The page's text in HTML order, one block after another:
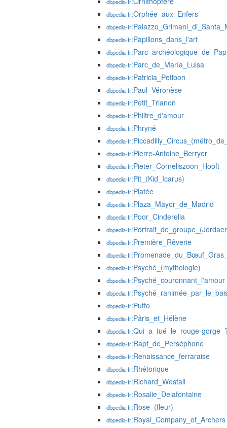
dbpedia-fr:Orphée_aux_Enfers
dbpedia-fr
dbpedia-fr:Papillons_dans_l'art
dbpedia-fr
dbpedia-fr:Parc_de_María_Luisa
dbpedia-fr:Patricia_Petibon
dbpedia-fr:Paul_Véronèse
dbpedia-fr:Petit_Trianon
dbpedia-fr:Philtre_d'amour
dbpedia-fr:Phryné
dbpedia-fr
dbpedia-fr:Pierre-Antoine_Berryer
dbpedia-fr:Pieter_Corneliszoon_Hooft
dbpedia-fr:Pit_(Kid_Icarus)
dbpedia-fr:Platée
dbpedia-fr:Plaza_Mayor_de_Madrid
dbpedia-fr:Poor_Cinderella
dbpedia-fr
dbpedia-fr:Première_Rêverie
dbpedia-fr
dbpedia-fr:Psyché_(mythologie)
dbpedia-fr:Psyché_couronnant_l'amour
dbpedia-fr
dbpedia-fr:Putto
dbpedia-fr:Pâris_et_Hélène
dbpedia-fr:Qui_a_tué_le_rouge-
dbpedia-fr:Rapt_de_Perséphone
dbpedia-fr:Renaissance_ferraraise
dbpedia-fr:Rhétorique
dbpedia-fr:Richard_Westall
dbpedia-fr:Rosalie_Delafontaine
dbpedia-fr:Rose_(fleur)
dbpedia-fr:Royal_Company_of_Archers